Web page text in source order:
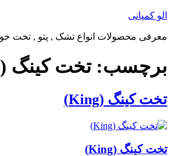
پرش
محتوا
الو کمپانی
معرفی محصولات انواع تشک , پتو , تخت
برچسب:تخت کینگ (King)
تخت کینگ (King)
تخت کینگ (King)